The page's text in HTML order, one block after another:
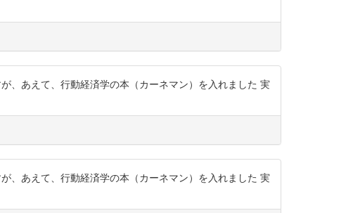
、あえて、行動経済学の本（カーネマン）を入れました 実
、あえて、行動経済学の本（カーネマン）を入れました 実